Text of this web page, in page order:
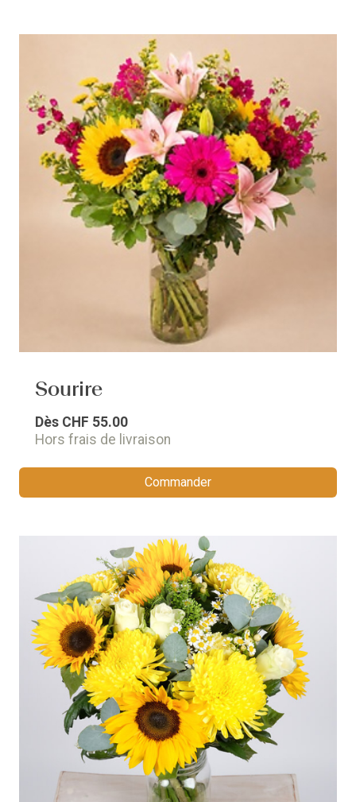
Sourire
Dès CHF 55.00
Hors frais de livraison
Commander